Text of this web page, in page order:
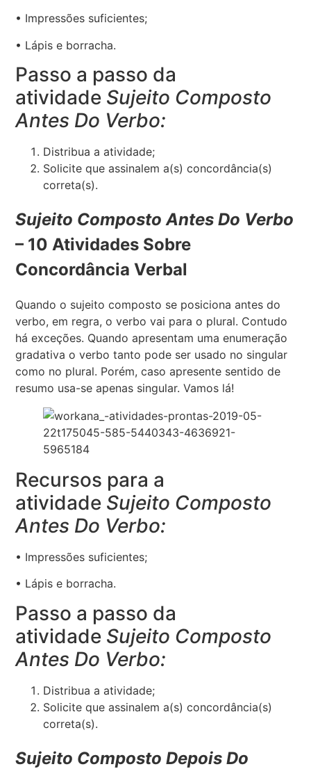
• Impressões suficientes;
• Lápis e borracha.
Passo a passo da
atividade Sujeito Composto
Antes Do Verbo:
Distribua a atividade;
Solicite que assinalem a(s) concordância(s)
correta(s).
Sujeito Composto Antes Do Verbo
– 10 Atividades Sobre
Concordância Verbal
Quando o sujeito composto se posiciona antes do
verbo, em regra, o verbo vai para o plural. Contudo
há exceções. Quando apresentam uma enumeração
gradativa o verbo tanto pode ser usado no singular
como no plural. Porém, caso apresente sentido de
resumo usa-se apenas singular. Vamos lá!
Recursos para a
atividade Sujeito Composto
Antes Do Verbo:
• Impressões suficientes;
• Lápis e borracha.
Passo a passo da
atividade Sujeito Composto
Antes Do Verbo:
Distribua a atividade;
Solicite que assinalem a(s) concordância(s)
correta(s).
Sujeito Composto Depois Do